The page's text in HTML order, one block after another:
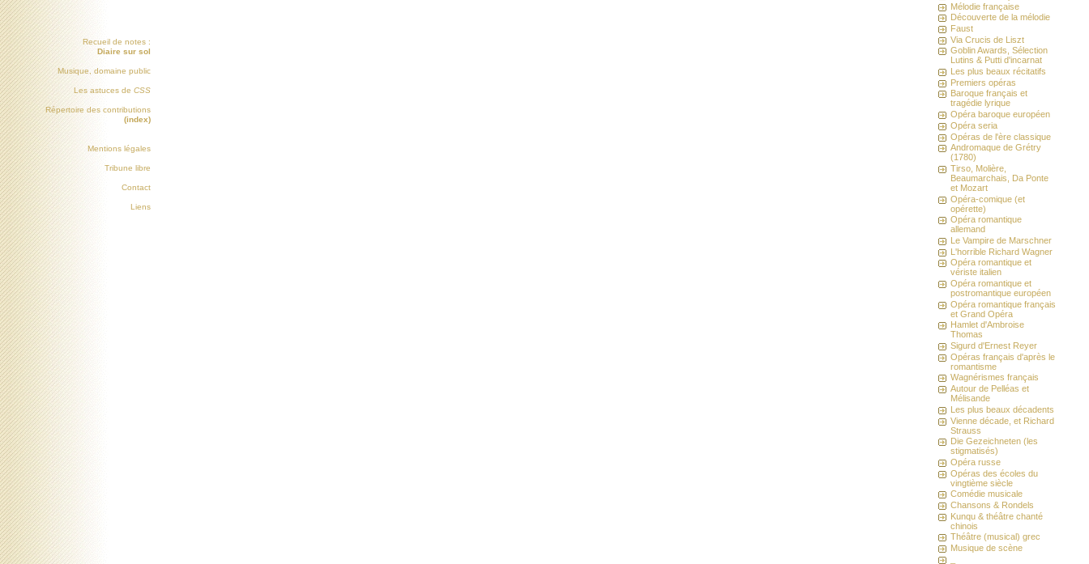
Recueil de notes :
Diaire sur sol
Musique, domaine public
Les astuces de CSS
Répertoire des contributions
(index)
Mentions légales
Tribune libre
Contact
Liens
Mélodie française
Découverte de la mélodie
Faust
Via Crucis de Liszt
Goblin Awards, Sélection
Lutins & Putti d'incarnat
Les plus beaux récitatifs
Premiers opéras
Baroque français et
tragédie lyrique
Opéra baroque européen
Opéra seria
Opéras de l'ère classique
Andromaque de Grétry
(1780)
Tirso, Molière,
Beaumarchais, Da Ponte
et Mozart
Opéra-comique (et
opérette)
Opéra romantique
allemand
Le Vampire de Marschner
L'horrible Richard Wagner
Opéra romantique et
vériste italien
Opéra romantique et
postromantique européen
Opéra romantique français
et Grand Opéra
Hamlet d'Ambroise
Thomas
Sigurd d'Ernest Reyer
Opéras français d'après le
romantisme
Wagnérismes français
Autour de Pelléas et
Mélisande
Les plus beaux décadents
Vienne décade, et Richard
Strauss
Die Gezeichneten (les
stigmatisés)
Opéra russe
Opéras des écoles du
vingtième siècle
Comédie musicale
Chansons & Rondels
Kunqu & théâtre chanté
chinois
Théâtre (musical) grec
Musique de scène